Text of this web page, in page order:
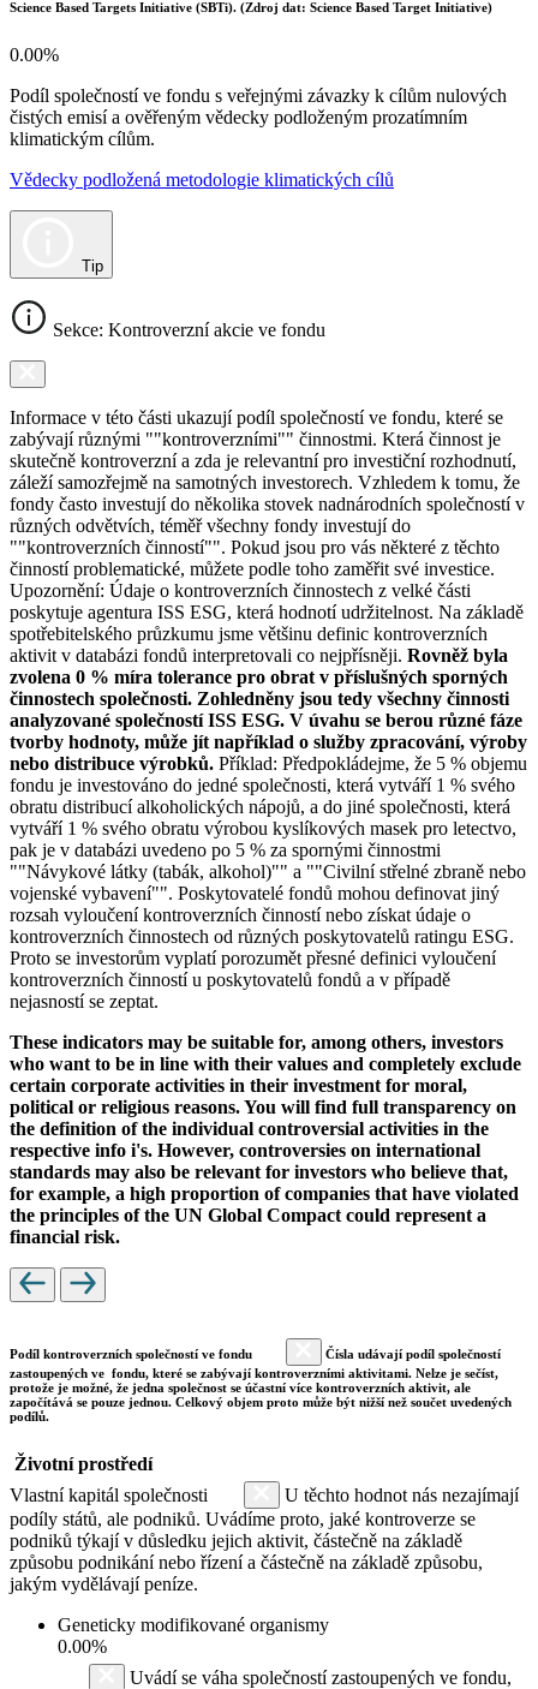
Science Based Targets Initiative (SBTi). (Zdroj dat: Science Based Target Initiative)
0.00%
Podíl společností ve fondu s veřejnými závazky k cílům nulových
čistých emisí a ověřeným vědecky podloženým prozatímním
klimatickým cílům.
Vědecky podložená metodologie klimatických cílů
Tip
Sekce: Kontroverzní akcie ve fondu
Informace v této části ukazují podíl společností ve fondu, které se
zabývají různými ""kontroverzními"" činnostmi. Která činnost je
skutečně kontroverzní a zda je relevantní pro investiční rozhodnutí,
záleží samozřejmě na samotných investorech. Vzhledem k tomu, že
fondy často investují do několika stovek nadnárodních společností v
různých odvětvích, téměř všechny fondy investují do
""kontroverzních činností"". Pokud jsou pro vás některé z těchto
činností problematické, můžete podle toho zaměřit své investice.
Upozornění: Údaje o kontroverzních činnostech z velké části
poskytuje agentura ISS ESG, která hodnotí udržitelnost. Na základě
spotřebitelského průzkumu jsme většinu definic kontroverzních
aktivit v databázi fondů interpretovali co nejpřísněji. Rovněž byla
zvolena 0 % míra tolerance pro obrat v příslušných sporných
činnostech společnosti. Zohledněny jsou tedy všechny činnosti
analyzované společností ISS ESG. V úvahu se berou různé fáze
tvorby hodnoty, může jít například o služby zpracování, výroby
nebo distribuce výrobků. Příklad: Předpokládejme, že 5 % objemu
fondu je investováno do jedné společnosti, která vytváří 1 % svého
obratu distribucí alkoholických nápojů, a do jiné společnosti, která
vytváří 1 % svého obratu výrobou kyslíkových masek pro letectvo,
pak je v databázi uvedeno po 5 % za spornými činnostmi
""Návykové látky (tabák, alkohol)"" a ""Civilní střelné zbraně nebo
vojenské vybavení"". Poskytovatelé fondů mohou definovat jiný
rozsah vyloučení kontroverzních činností nebo získat údaje o
kontroverzních činnostech od různých poskytovatelů ratingu ESG.
Proto se investorům vyplatí porozumět přesné definici vyloučení
kontroverzních činností u poskytovatelů fondů a v případě
nejasností se zeptat.
These indicators may be suitable for, among others, investors
who want to be in line with their values and completely exclude
certain corporate activities in their investment for moral,
political or religious reasons. You will find full transparency on
the definition of the individual controversial activities in the
respective info i's. However, controversies on international
standards may also be relevant for investors who believe that,
for example, a high proportion of companies that have violated
the principles of the UN Global Compact could represent a
financial risk.
Podíl kontroverzních společností ve fondu
Čísla udávají podíl společností
zastoupených ve fondu, které se zabývají kontroverzními aktivitami. Nelze je sečíst,
protože je možné, že jedna společnost se účastní více kontroverzních aktivit, ale
započítává se pouze jednou. Celkový objem proto může být nižší než součet uvedených
podílů.
Životní prostředí
Vlastní kapitál společnosti
U těchto hodnot nás nezajímají
podíly států, ale podniků. Uvádíme proto, jaké kontroverze se
podniků týkají v důsledku jejich aktivit, částečně na základě
způsobu podnikání nebo řízení a částečně na základě způsobu,
jakým vydělávají peníze.
Geneticky modifikované organismy
0.00%
Uvádí se váha společností zastoupených ve fondu,